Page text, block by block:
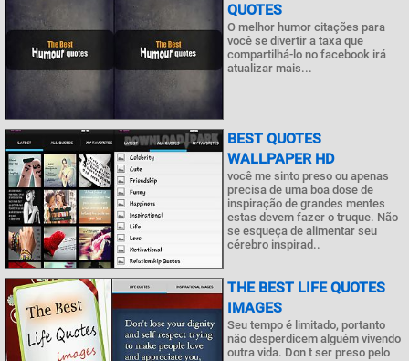
QUOTES
O melhor humor citações para
você se divertir a taxa que
compartilhá-lo no facebook irá
atualizar mais...
BEST QUOTES
WALLPAPER HD
você me sinto preso ou apenas
precisa de uma boa dose de
inspiração de grandes mentes
estas devem fazer o truque. Não
se esqueça de alimentar seu
cérebro inspirad..
THE BEST LIFE QUOTES
IMAGES
Seu tempo é limitado, portanto
näo desperdicem alguém vivendo
outra vida. Don t ser preso pelo